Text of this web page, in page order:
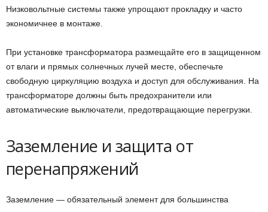
Низковольтные системы также упрощают прокладку и часто
экономичнее в монтаже.
При установке трансформатора размещайте его в защищенном
от влаги и прямых солнечных лучей месте, обеспечьте
свободную циркуляцию воздуха и доступ для обслуживания. На
трансформаторе должны быть предохранители или
автоматические выключатели, предотвращающие перегрузки.
Заземление и защита от
перенапряжений
Заземление — обязательный элемент для большинства